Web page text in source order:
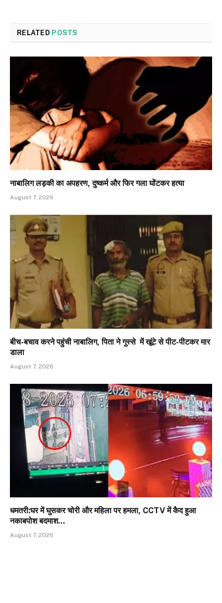
RELATED POSTS
नाबालिग लड़की का अपहरण, दुष्कर्म और फिर गला घोंटकर हत्या
August 7, 2026
बीच-बचाव करने पहुंची नाबालिग, पिता ने गुस्से में खूंटे से पीट-पीटकर मार
डाला
August 7, 2026
धमतरी:घर में घुसकर चोरी और महिला पर हमला, CCTV में कैद हुआ
नकाबपोश बदमाश…
August 7, 2026